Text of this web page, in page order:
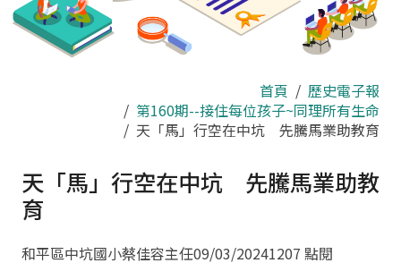
區
首頁
歷史電子報
第160期--接住每位孩子~同理所有生命
天「馬」行空在中坑 先騰馬業助教育
天「馬」行空在中坑 先騰馬業助教
育
和平區中坑國小蔡佳容主任09/03/20241207 點閱